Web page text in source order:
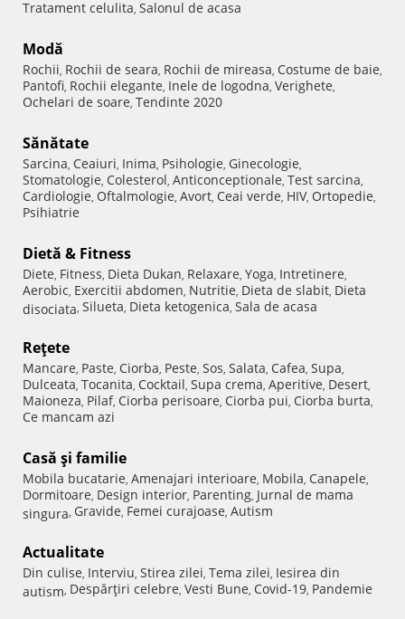
Tratament celulita, Salonul de acasa
Modă
Rochii, Rochii de seara, Rochii de mireasa, Costume de baie,
Pantofi, Rochii elegante, Inele de logodna, Verighete,
Ochelari de soare, Tendinte 2020
Sănătate
Sarcina, Ceaiuri, Inima, Psihologie, Ginecologie,
Stomatologie, Colesterol, Anticonceptionale, Test sarcina,
Cardiologie, Oftalmologie, Avort, Ceai verde, HIV, Ortopedie,
Psihiatrie
Dietă & Fitness
Diete, Fitness, Dieta Dukan, Relaxare, Yoga, Intretinere,
Aerobic, Exercitii abdomen, Nutritie, Dieta de slabit, Dieta
disociata, Silueta, Dieta ketogenica, Sala de acasa
Reţete
Mancare, Paste, Ciorba, Peste, Sos, Salata, Cafea, Supa,
Dulceata, Tocanita, Cocktail, Supa crema, Aperitive, Desert,
Maioneza, Pilaf, Ciorba perisoare, Ciorba pui, Ciorba burta,
Ce mancam azi
Casă şi familie
Mobila bucatarie, Amenajari interioare, Mobila, Canapele,
Dormitoare, Design interior, Parenting, Jurnal de mama
singura, Gravide, Femei curajoase, Autism
Actualitate
Din culise, Interviu, Stirea zilei, Tema zilei, Iesirea din
autism, Despărţiri celebre, Vesti Bune, Covid-19, Pandemie